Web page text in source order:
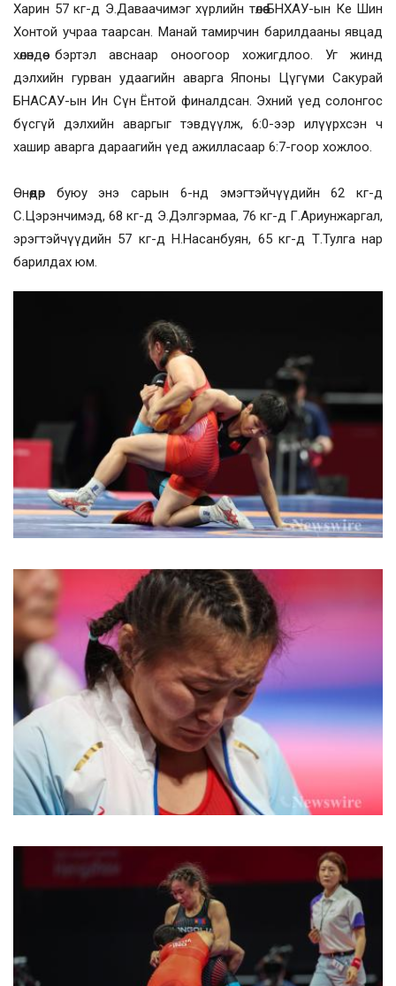
Харин 57 кг-д Э.Даваачимэг хүрлийн төлөө БНХАУ-ын Ке Шин
Хонтой учраа таарсан. Манай тамирчин барилдааны явцад
хөлөндөө бэртэл авснаар оноогоор хожигдлоо. Уг жинд
дэлхийн гурван удаагийн аварга Японы Цүгүми Сакурай
БНАСАУ-ын Ин Сүн Ёнтой финалдсан. Эхний үед солонгос
бүсгүй дэлхийн аваргыг тэвдүүлж, 6:0-ээр илүүрхсэн ч
хашир аварга дараагийн үед ажилласаар 6:7-гоор хожлоо.
Өнөөдөр буюу энэ сарын 6-нд эмэгтэйчүүдийн 62 кг-д
С.Цэрэнчимэд, 68 кг-д Э.Дэлгэрмаа, 76 кг-д Г.Ариунжаргал,
эрэгтэйчүүдийн 57 кг-д Н.Насанбуян, 65 кг-д Т.Тулга нар
барилдах юм.